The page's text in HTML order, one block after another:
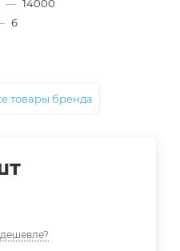
— 14000
6
товары бренда